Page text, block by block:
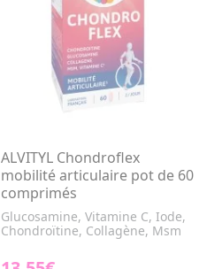
ALVITYL Chondroflex
mobilité articulaire pot de 60
comprimés
Glucosamine, Vitamine C, Iode,
Chondroïtine, Collagène, Msm